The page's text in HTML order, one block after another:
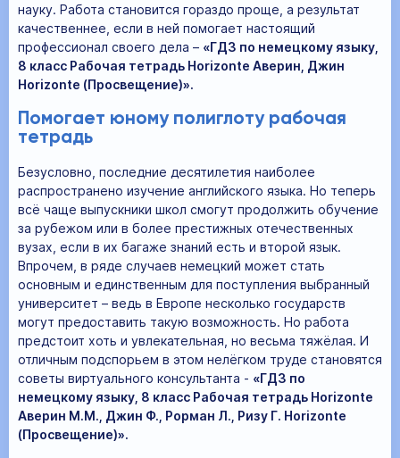
науку. Работа становится гораздо проще, а результат
качественнее, если в ней помогает настоящий
профессионал своего дела – «ГДЗ по немецкому языку,
8 класс Рабочая тетрадь Horizonte Аверин, Джин
Horizonte (Просвещение)».
Помогает юному полиглоту рабочая
тетрадь
Безусловно, последние десятилетия наиболее
распространено изучение английского языка. Но теперь
всё чаще выпускники школ смогут продолжить обучение
за рубежом или в более престижных отечественных
вузах, если в их багаже знаний есть и второй язык.
Впрочем, в ряде случаев немецкий может стать
основным и единственным для поступления выбранный
университет – ведь в Европе несколько государств
могут предоставить такую возможность. Но работа
предстоит хоть и увлекательная, но весьма тяжёлая. И
отличным подспорьем в этом нелёгком труде становятся
советы виртуального консультанта - «ГДЗ по
немецкому языку, 8 класс Рабочая тетрадь Horizonte
Аверин М.М., Джин Ф., Рорман Л., Ризу Г. Horizonte
(Просвещение)».